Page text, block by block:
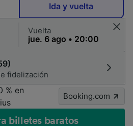
Ida y vuelta
Vuelta
fidelización
% en
Booking.com
billetes baratos